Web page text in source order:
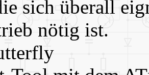
sich überall
nötig ist.